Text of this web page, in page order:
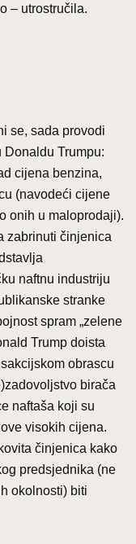
– utrostručila.
se, sada provodi
Trumpu:
cijena benzina,
(navodeći cijene
onih u maloprodaji).
zabrinuti činjenica
naftnu industriju
stranke
spram „zelene
Trump doista
obrascu
birača
naftaša koji su
visokih cijena.
činjenica kako
predsjednika (ne
okolnosti) biti